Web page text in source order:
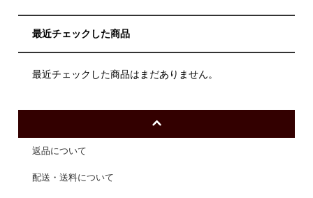
最近チェックした商品
最近チェックした商品はまだありません。
返品について
配送・送料について